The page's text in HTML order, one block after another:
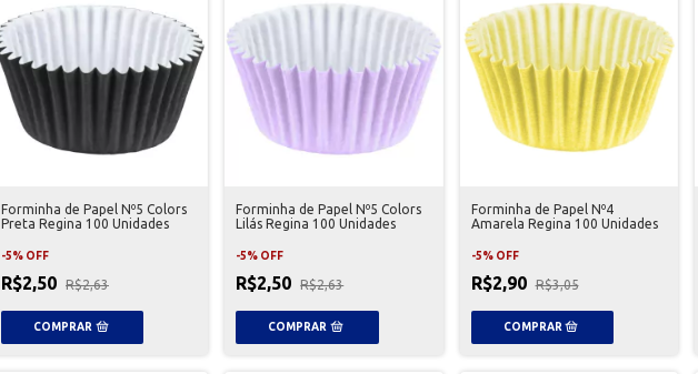
Forminha de Papel Nº5 Colors
Preta Regina 100 Unidades
-5% OFF
R$2,50 R$2,63
Forminha de Papel Nº5 Colors
Lilás Regina 100 Unidades
-5% OFF
R$2,50 R$2,63
Forminha de Papel Nº4
Amarela Regina 100 Unidades
-5% OFF
R$2,90 R$3,05